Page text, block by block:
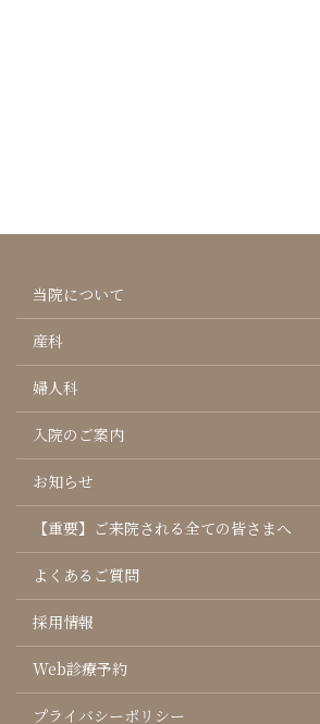
当院について
産科
婦人科
入院のご案内
お知らせ
【重要】ご来院される全ての皆さまへ
よくあるご質問
採用情報
Web診療予約
プライバシーポリシー